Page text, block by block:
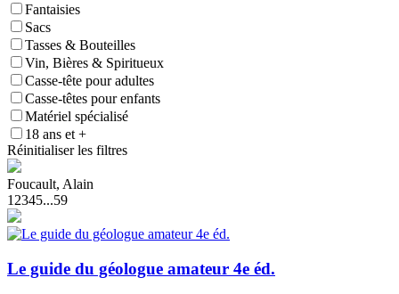
Fantaisies
Sacs
Tasses & Bouteilles
Vin, Bières & Spiritueux
Casse-tête pour adultes
Casse-têtes pour enfants
Matériel spécialisé
18 ans et +
Réinitialiser les filtres
Foucault, Alain
1 2345...59
Le guide du géologue amateur 4e éd.